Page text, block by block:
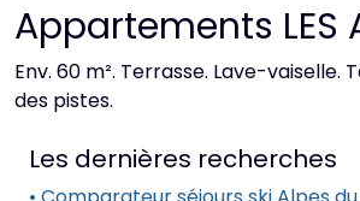
Appartements LES
Env. 60 m². Terrasse. Lave-vaiselle.
des pistes.
Les dernières recherches